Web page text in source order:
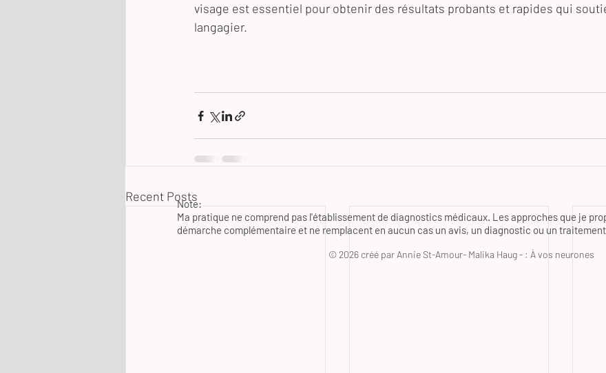
visage est essentiel pour obtenir des résultats probants et rapides qui
langagier.
Recent Posts
Note:
Ma pratique ne comprend pas l'établissement de diagnostics médicaux. Les approches que je
démarche complémentaire et ne remplacent en aucun cas un avis, un diagnostic ou un
© 2026 créé par Annie St-Amour- Malika Haug - : À vos neurones